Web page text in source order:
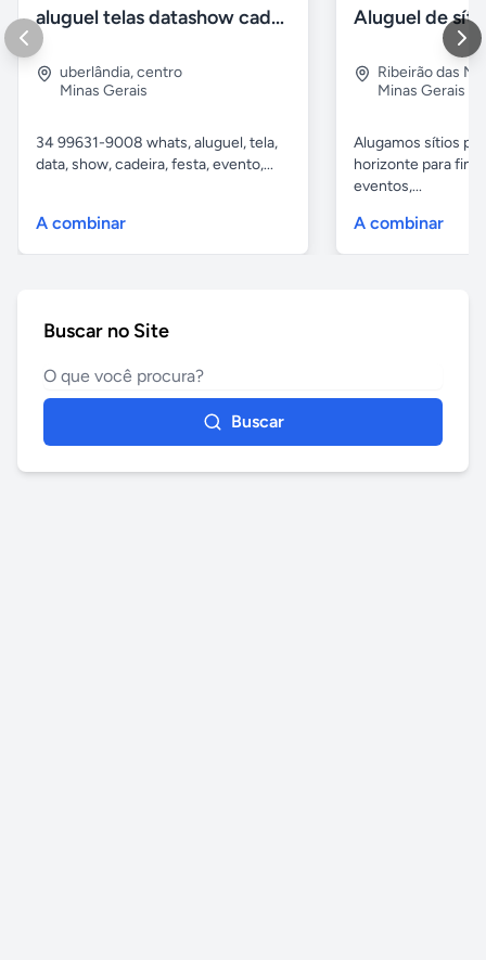
aluguel telas datashow cadeiras uberlândia
uberlândia,centro
Minas Gerais
34 99631-9008 whats, aluguel, tela,
data, show, cadeira, festa, evento,...
A combinar
Ribeirão das
Minas Gerais
Alugamos sítios
horizonte para
eventos,...
A combinar
Buscar no Site
Buscar